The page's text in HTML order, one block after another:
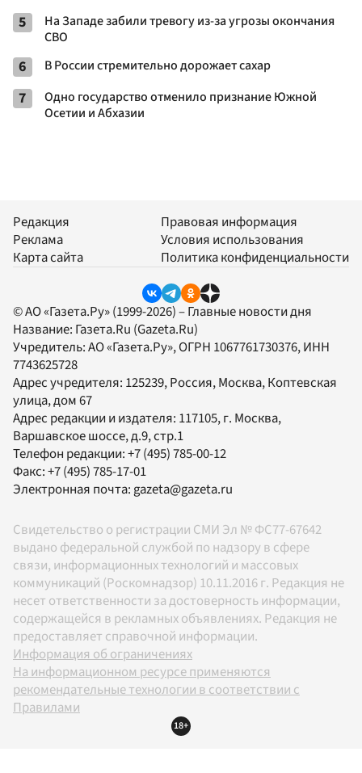
5
На Западе забили тревогу из-за угрозы окончания
СВО
6 В России стремительно дорожает сахар
7
Одно государство отменило признание Южной
Осетии и Абхазии
Редакция
Реклама
Карта сайта
Правовая информация
Условия использования
Политика конфиденциальности
© АО «Газета.Ру» (1999-2026) – Главные новости дня
Название: Газета.Ru (Gazeta.Ru)
Учредитель:АО «Газета.Ру», ОГРН 1067761730376, ИНН
7743625728
Адрес учредителя: 125239, Россия, Москва, Коптевская
улица, дом 67
Адрес редакции и издателя: 117105, г. Москва,
Варшавское шоссе, д.9, стр.1
Телефон редакции:+7 (495) 785-00-12
Факс:+7 (495) 785-17-01
Электронная почта: gazeta@gazeta.ru
Свидетельство о регистрации СМИ Эл № ФС77-67642
выдано федеральной службой по надзору в сфере
связи, информационных технологий и массовых
коммуникаций (Роскомнадзор) 10.11.2016 г. Редакция не
несет ответственности за достоверность информации,
содержащейся в рекламных объявлениях. Редакция не
предоставляет справочной информации.
Информация об ограничениях
На информационном ресурсе применяются
рекомендательные технологии в соответствии с
Правилами
18+